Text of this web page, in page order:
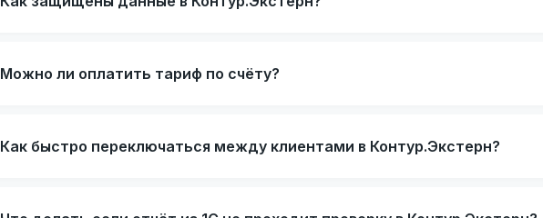
Можно ли оплатить тариф по счёту?
Как быстро переключаться между клиентами в Контур.Экстерн?